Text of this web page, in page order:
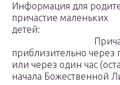
Информация для
причастие маленьких
Причастие
приблизительно через
или через один час
начала Божественной